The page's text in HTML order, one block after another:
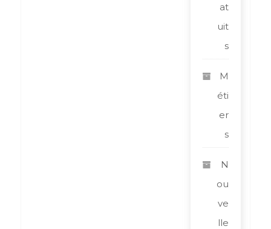
at
uit
s
M
éti
er
s
N
ou
ve
lle